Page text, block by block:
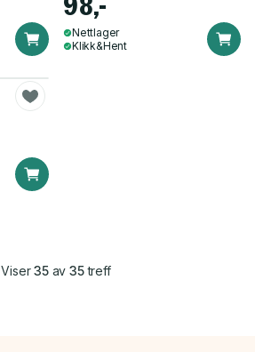
Nettlager
Klikk&Hent
Viser35av 35treff